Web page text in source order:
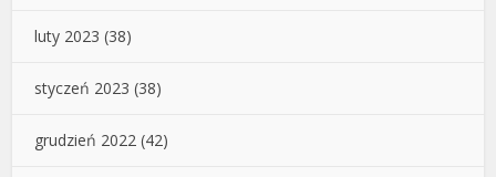
luty 2023 (38)
styczeń 2023 (38)
grudzień 2022 (42)